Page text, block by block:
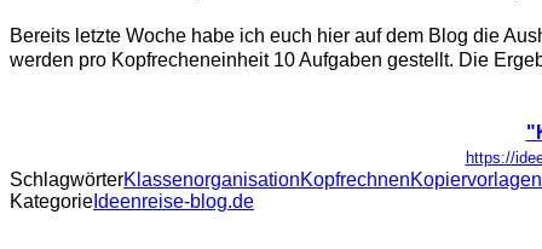
Bereits letzte Woche habe ich euch hier auf dem Blog die
werden pro Kopfrecheneinheit 10 Aufgaben gestellt. Die
https://
SchlagwörterKlassenorganisationKopfrechnenKopiervorlagen
Kategorie Ideenreise-blog.de